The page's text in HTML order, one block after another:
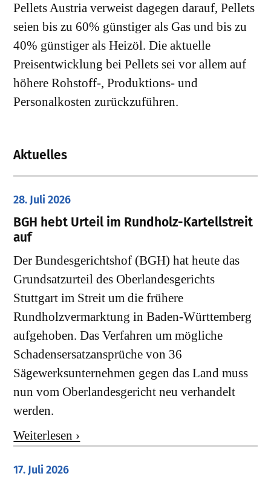
Pellets Austria verweist dagegen darauf, Pellets
seien bis zu 60% günstiger als Gas und bis zu
40% günstiger als Heizöl. Die aktuelle
Preisentwicklung bei Pellets sei vor allem auf
höhere Rohstoff-, Produktions- und
Personalkosten zurückzuführen.
Aktuelles
28. Juli 2026
​BGH hebt Urteil im Rundholz-Kartellstreit
auf
Der Bundesgerichtshof (BGH) hat heute das
Grundsatzurteil des Oberlandesgerichts
Stuttgart im Streit um die frühere
Rundholzvermarktung in Baden-Württemberg
aufgehoben. Das Verfahren um mögliche
Schadensersatzansprüche von 36
Sägewerksunternehmen gegen das Land muss
nun vom Oberlandesgericht neu verhandelt
werden.
Weiterlesen ›
17. Juli 2026